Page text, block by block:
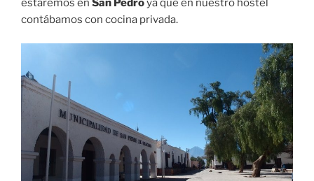
estaremos en San Pedroya que en nuestro hostel
contábamos con cocina privada.